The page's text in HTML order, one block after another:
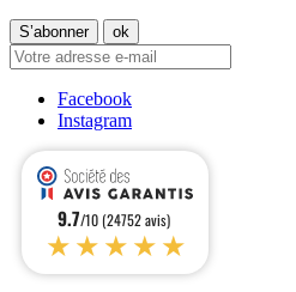
Facebook
Instagram
9.7/10 (24752 avis)
★★★★★